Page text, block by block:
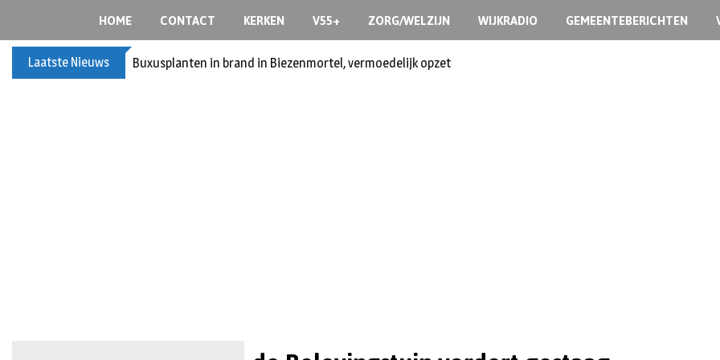
HOME CONTACT KERKEN V55+ ZORG/WELZIJN WIJKRADIO GEMEENTEBERICHTEN
Laatste Nieuws Buxusplanten in brand in Biezenmortel, vermoedelijk opzet